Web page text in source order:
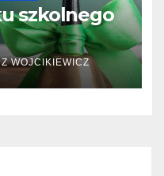
szkolnego
WOJCIKIEWICZ